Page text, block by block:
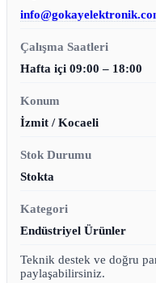
Çalışma Saatleri
Hafta içi 09:00 – 18:00
Konum
İzmit / Kocaeli
Stok Durumu
Stokta
Kategori
Endüstriyel Ürünler
Teknik destek ve doğru
paylaşabilirsiniz.